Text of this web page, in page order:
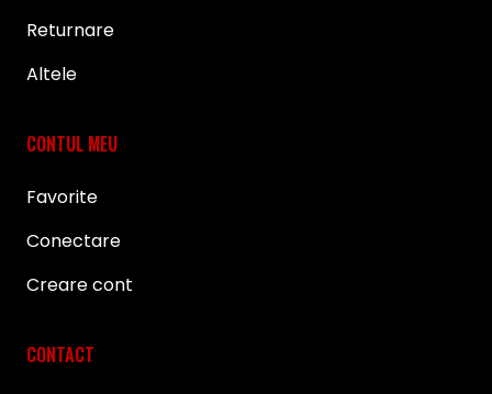
Returnare
Altele
CONTUL MEU
Favorite
Conectare
Creare cont
CONTACT